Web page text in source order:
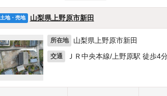
土地・売地 山梨県上野原市新田
所在地 山梨県上野原市新田
交通 ＪＲ中央本線/上野原駅 徒歩4